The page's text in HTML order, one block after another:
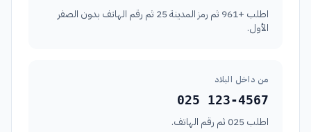
اطلب +961 ثم رمز المدينة 25 ثم رقم الهاتف بدون الصفر
الأول.
من داخل البلاد
025 123-4567
اطلب 025 ثم رقم الهاتف.